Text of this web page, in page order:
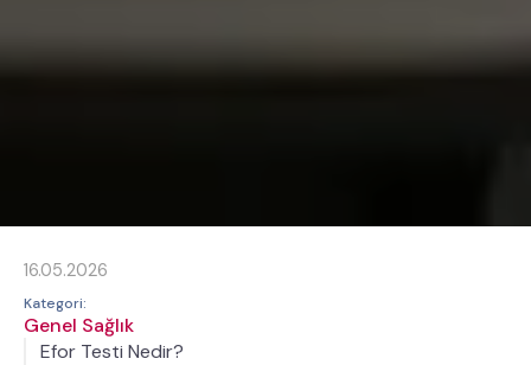
16.05.2026
Kategori:
Genel Sağlık
Efor Testi Nedir?